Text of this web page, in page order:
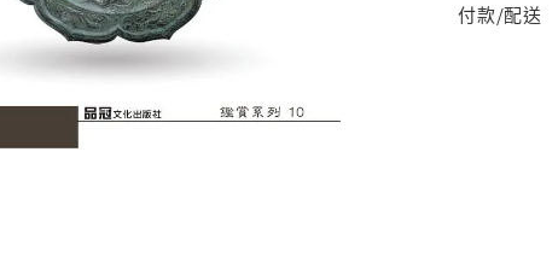
付款/配送